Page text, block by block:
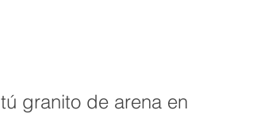
tú granito de arena en